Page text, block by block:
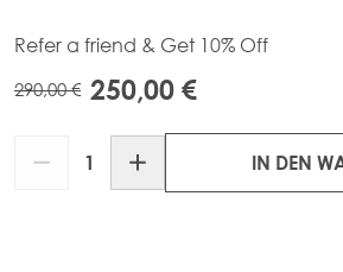
Refer a friend & Get 10% Off
290,00 € 250,00 €
IN DEN